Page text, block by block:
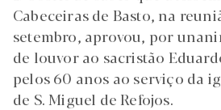
Cabeceiras de Basto, na
setembro, aprovou, por
de louvor ao sacristão
pelos 60 anos ao serviço da
de S. Miguel de Refojos.